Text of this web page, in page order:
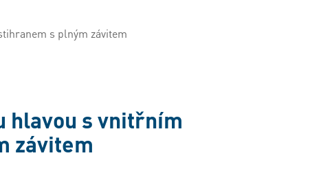
s plným závitem
hlavou s vnitřním
závitem